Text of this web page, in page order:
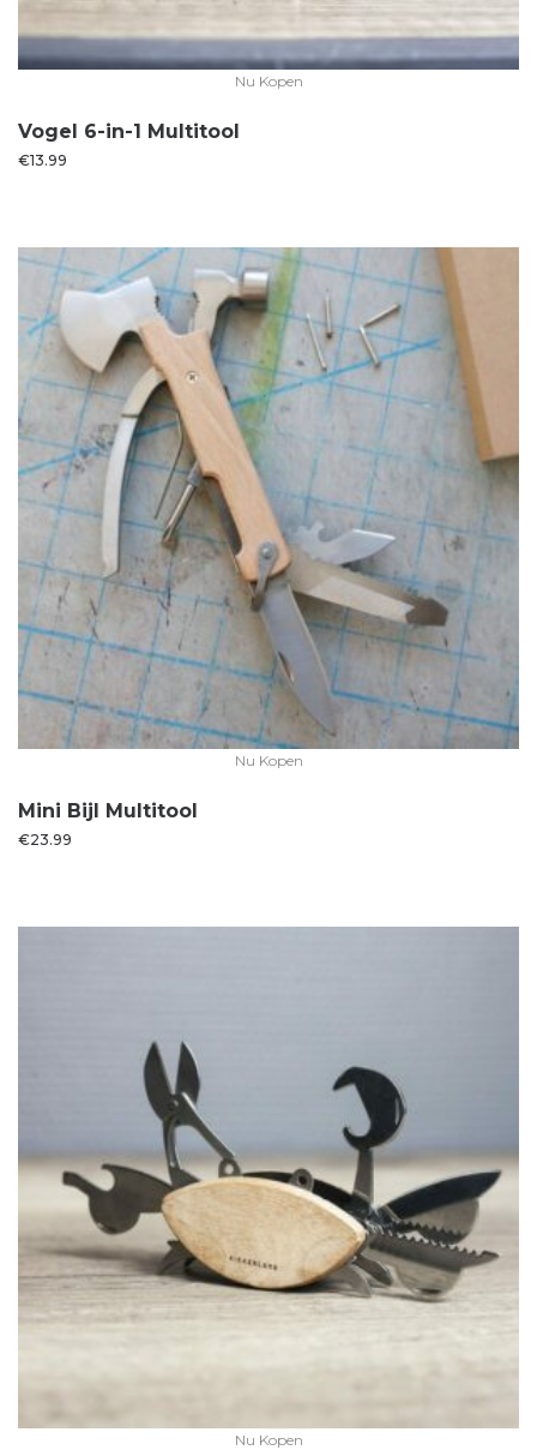
Nu Kopen
Vogel 6-in-1 Multitool
€13.99
Nu Kopen
Mini Bijl Multitool
€23.99
Nu Kopen